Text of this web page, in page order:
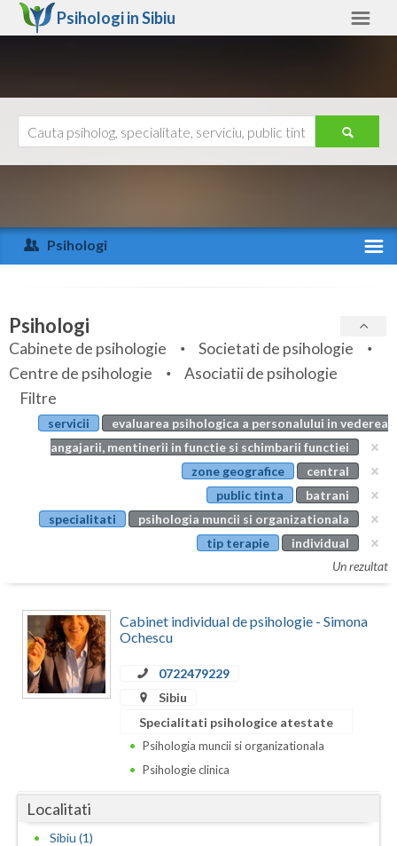
Psihologi inSibiu
Arad
Arges
Bihor
Bistrita-Nasaud
Botosani
Braila
Bucuresti
Calarasi
Caras-Severin
Cluj
Constanta
Dolj
Galati
Ajutor
Psihologi
Specialitati
Servicii
Articole
Evenimente
Psihologi
Cabinete de psihologie
Societati de psihologie
Centre de psihologie
Asociatii de psihologie
Filtre
servicii
evaluarea psihologica a personalului in vederea
angajarii, mentinerii in functie si schimbarii functiei
zone geografice
central
public tinta
batrani
specialitati
psihologia muncii si organizationala
tip terapie
individual
Un rezultat
Cabinet individual de psihologie - Simona
Ochescu
0722479229
Sibiu
Specialitati psihologice atestate
Psihologia muncii si organizationala
Psihologie clinica
Localitati
Sibiu (1)